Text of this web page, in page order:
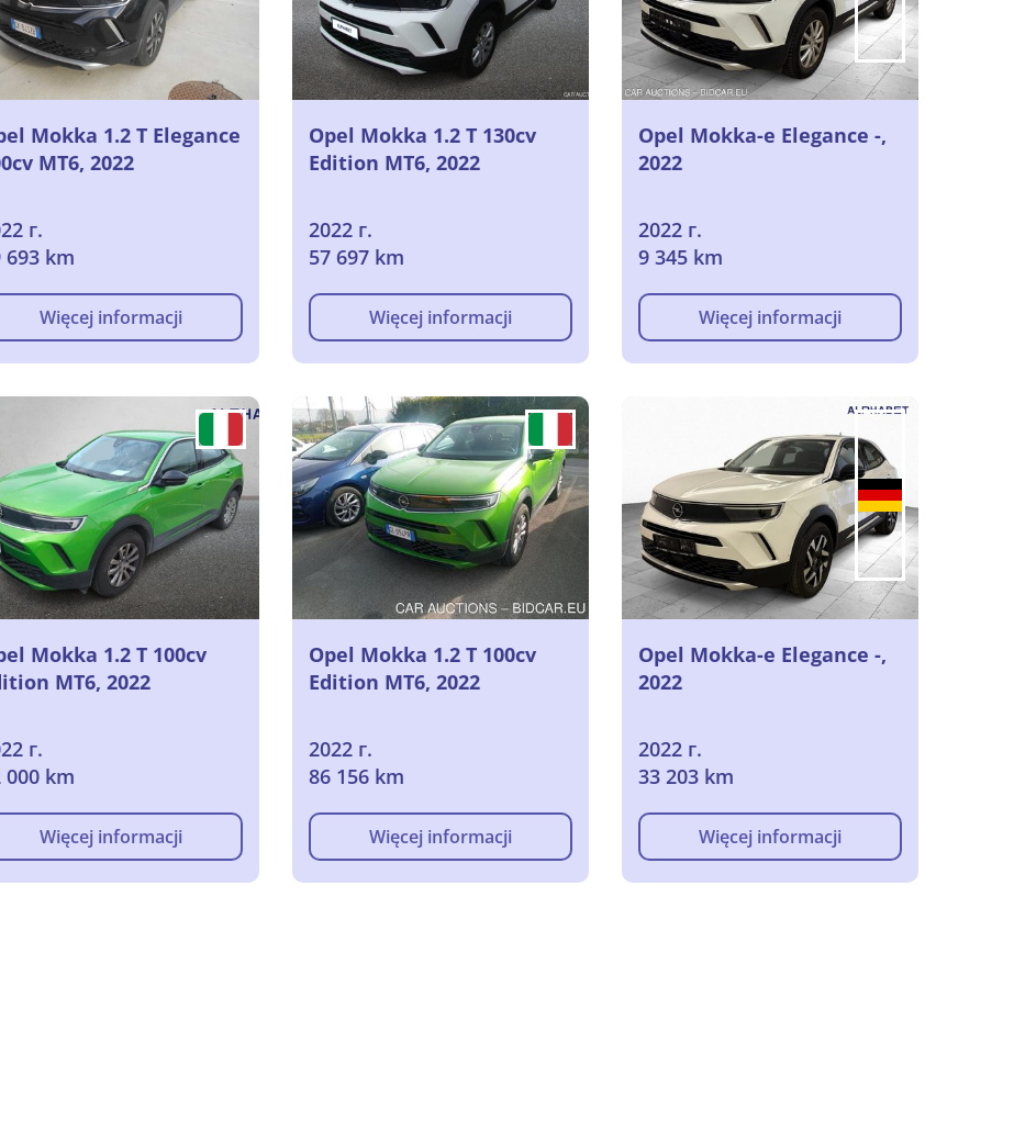
Mokka 1.2 T Elegance
MT6, 2022
г.
693 km
Więcej informacji
Opel Mokka 1.2 T 130cv
Edition MT6, 2022
2022 г.
57 697 km
Więcej informacji
Opel Mokka-e Elegance -,
2022
2022 г.
9 345 km
Więcej informacji
Mokka 1.2 T 100cv
MT6, 2022
г.
000 km
Więcej informacji
Opel Mokka 1.2 T 100cv
Edition MT6, 2022
2022 г.
86 156 km
Więcej informacji
Opel Mokka-e Elegance -,
2022
2022 г.
33 203 km
Więcej informacji